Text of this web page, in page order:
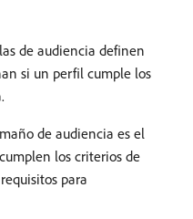
de audiencia definen
si un perfil cumple los
de audiencia es el
los criterios de
para